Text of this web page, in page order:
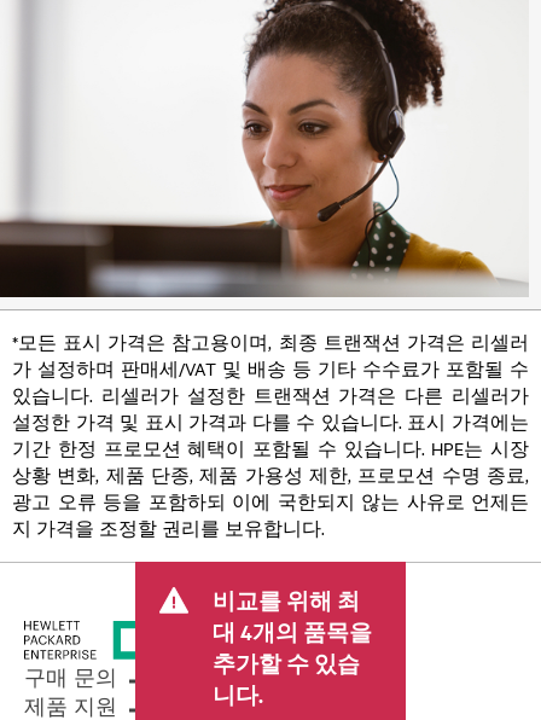
*모든 표시 가격은 참고용이며, 최종 트랜잭션 가격은 리셀러
가 설정하며 판매세/VAT 및 배송 등 기타 수수료가 포함될 수
있습니다. 리셀러가 설정한 트랜잭션 가격은 다른 리셀러가
설정한 가격 및 표시 가격과 다를 수 있습니다. 표시 가격에는
기간 한정 프로모션 혜택이 포함될 수 있습니다. HPE는 시장
상황 변화, 제품 단종, 제품 가용성 제한, 프로모션 수명 종료,
광고 오류 등을 포함하되 이에 국한되지 않는 사유로 언제든
지 가격을 조정할 권리를 보유합니다.
비교를 위해 최
대 4개의 품목을
추가할 수 있습
니다.
구매 문의
제품 지원